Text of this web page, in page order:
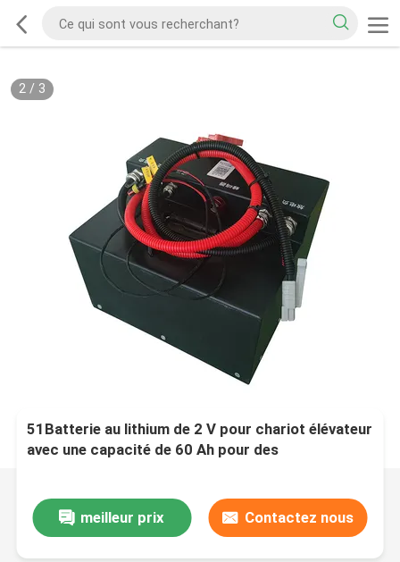
2/ 3
51Batterie au lithium de 2 V pour chariot élévateur
avec une capacité de 60 Ah pour des
meilleur prix Contactez nous